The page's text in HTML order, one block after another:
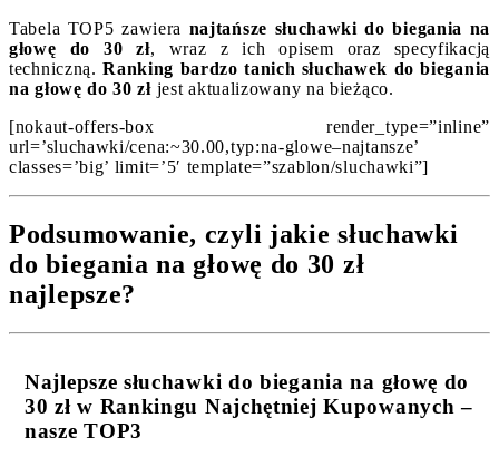
Tabela TOP5 zawiera najtańsze słuchawki do biegania na
głowę do 30 zł, wraz z ich opisem oraz specyfikacją
techniczną.Ranking bardzo tanich słuchawek do biegania
na głowę do 30 złjest aktualizowany na bieżąco.
[nokaut-offers-box render_type=”inline”
url=’sluchawki/cena:~30.00,typ:na-glowe–najtansze’
classes=’big’ limit=’5′ template=”szablon/sluchawki”]
Podsumowanie, czyli jakie słuchawki
do biegania na głowę do 30 zł
najlepsze?
Najlepsze słuchawki do biegania na głowę do
30 zł w Rankingu Najchętniej Kupowanych –
nasze TOP3